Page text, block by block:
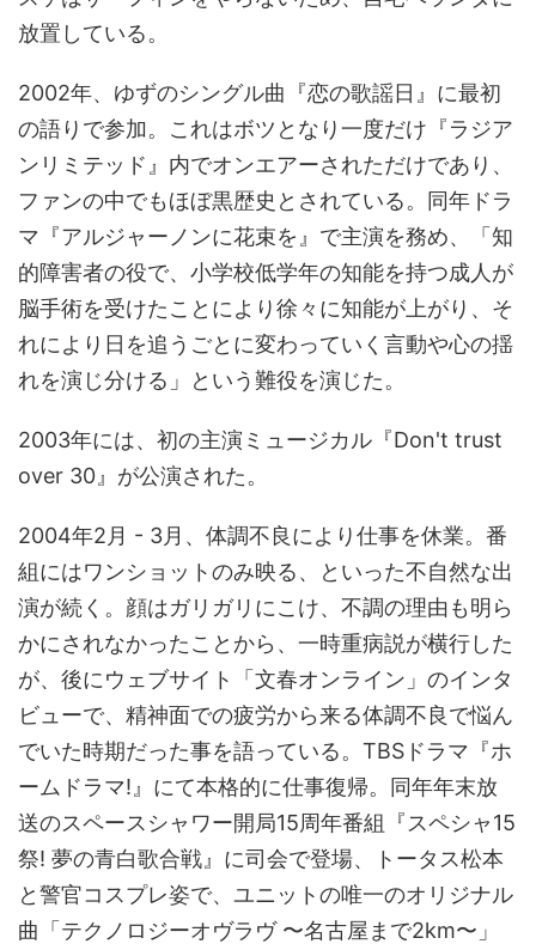
放置している。
2002年、ゆずのシングル曲『恋の歌謡日』に最初
の語りで参加。これはボツとなり一度だけ『ラジア
ンリミテッド』内でオンエアーされただけであり、
ファンの中でもほぼ黒歴史とされている。同年ドラ
マ『アルジャーノンに花束を』で主演を務め、「知
的障害者の役で、小学校低学年の知能を持つ成人が
脳手術を受けたことにより徐々に知能が上がり、そ
れにより日を追うごとに変わっていく言動や心の揺
れを演じ分ける」という難役を演じた。
2003年には、初の主演ミュージカル『Don't trust
over 30』が公演された。
2004年2月 - 3月、体調不良により仕事を休業。番
組にはワンショットのみ映る、といった不自然な出
演が続く。顔はガリガリにこけ、不調の理由も明ら
かにされなかったことから、一時重病説が横行した
が、後にウェブサイト「文春オンライン」のインタ
ビューで、精神面での疲労から来る体調不良で悩ん
でいた時期だった事を語っている。TBSドラマ『ホ
ームドラマ!』にて本格的に仕事復帰。同年年末放
送のスペースシャワー開局15周年番組『スペシャ15
祭! 夢の青白歌合戦』に司会で登場、トータス松本
と警官コスプレ姿で、ユニットの唯一のオリジナル
曲「テクノロジーオヴラヴ 〜名古屋まで2km〜」